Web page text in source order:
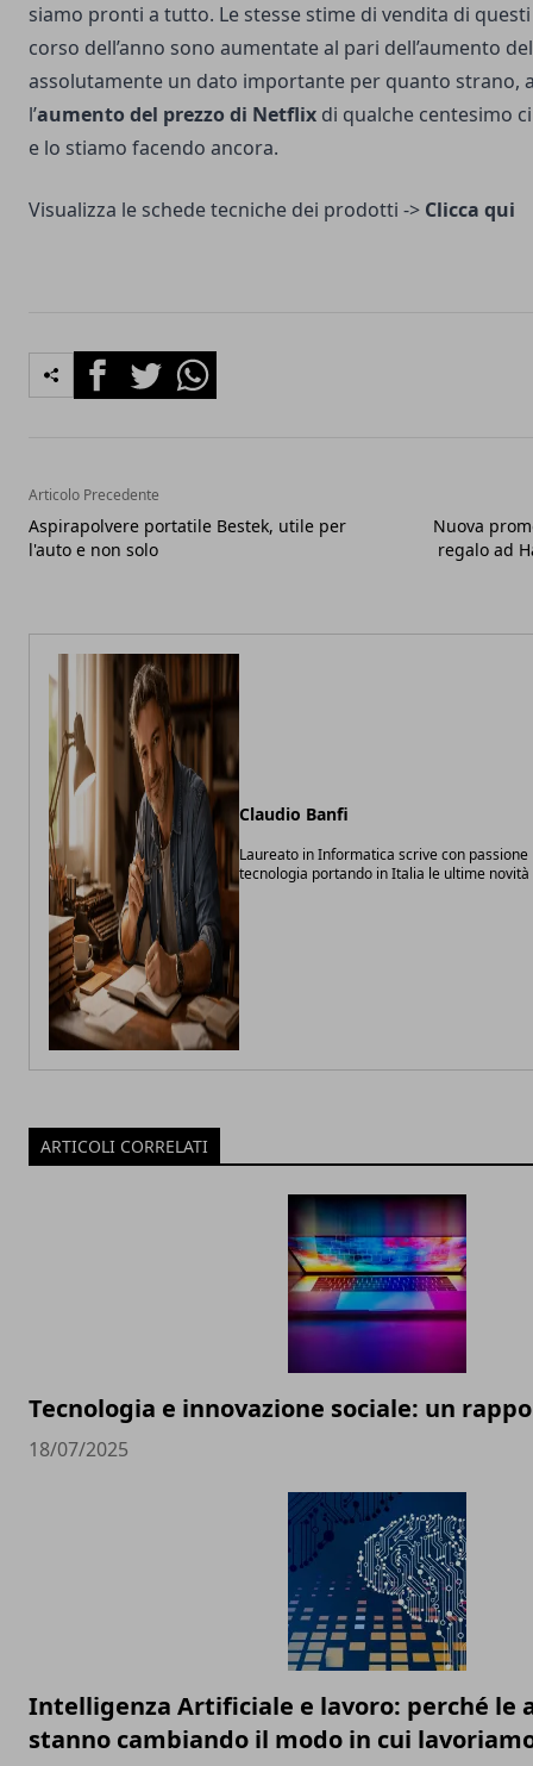
siamo pronti a tutto. Le stesse stime di vendita di
corso dell’anno sono aumentate al pari dell’aumento del
assolutamente un dato importante per quanto strano,
l’aumento del prezzo di Netflix di qualche centesimo
e lo stiamo facendo ancora.
Visualizza le schede tecniche dei prodotti -> Clicca qui
FacebookTwitterWhatsapp
Articolo Precedente
Aspirapolvere portatile Bestek, utile per
l'auto e non solo
Nuova
regalo ad
Claudio Banfi
Laureato in Informatica scrive con
tecnologia portando in Italia le ultime novità
ARTICOLI CORRELATI
Tecnologia e innovazione sociale: un
18/07/2025
Intelligenza Artificiale e lavoro: perché le
stanno cambiando il modo in cui